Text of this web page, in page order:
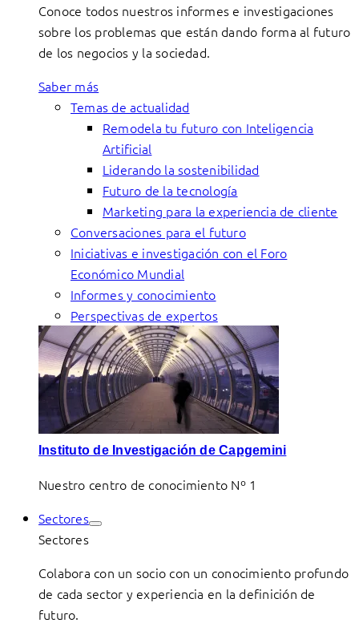
Conoce todos nuestros informes e investigaciones
sobre los problemas que están dando forma al futuro
de los negocios y la sociedad.
Saber más
Temas de actualidad
Remodela tu futuro con Inteligencia
Artificial
Liderando la sostenibilidad
Futuro de la tecnología
Marketing para la experiencia de cliente
Conversaciones para el futuro
Iniciativas e investigación con el Foro
Económico Mundial
Informes y conocimiento
Perspectivas de expertos
Instituto de Investigación de Capgemini
Nuestro centro de conocimiento Nº 1
Sectores
Sectores
Colabora con un socio con un conocimiento profundo
de cada sector y experiencia en la definición de
futuro.